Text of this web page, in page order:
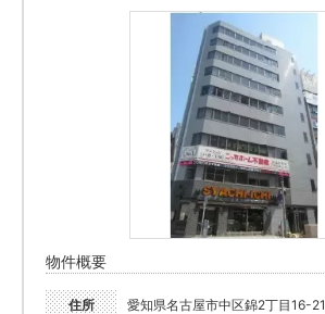
物件概要
住所 愛知県名古屋市中区錦2丁目16-21